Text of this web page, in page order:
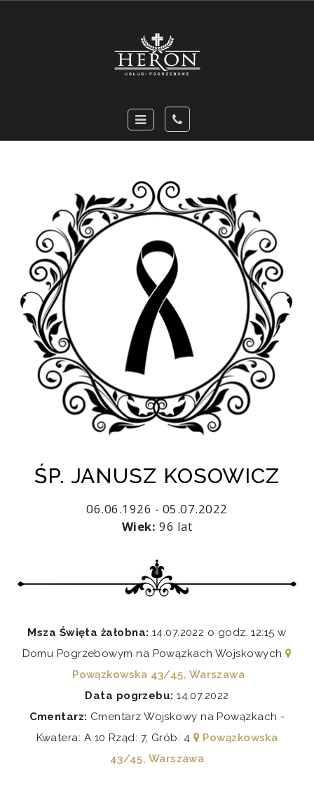
ŚP. JANUSZ KOSOWICZ
06.06.1926 - 05.07.2022
Wiek: 96 lat
Msza Święta żałobna: 14.07.2022 o godz. 12:15 w
Domu Pogrzebowym na Powązkach Wojskowych
Powązkowska 43/45, Warszawa
Data pogrzebu: 14.07.2022
Cmentarz: Cmentarz Wojskowy na Powązkach -
Kwatera: A 10 Rząd: 7, Grób: 4
Powązkowska
43/45, Warszawa